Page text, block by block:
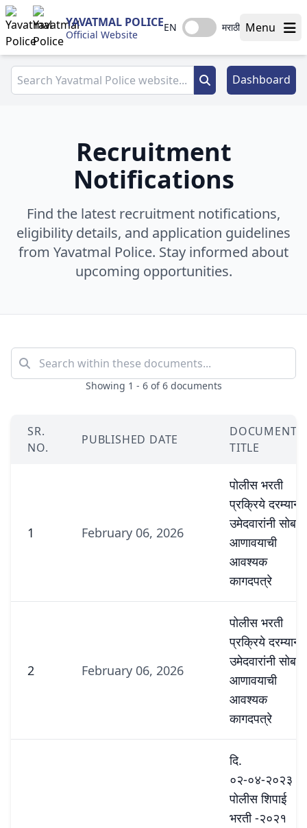
YAVATMAL POLICE
Official Website
EN मराठी Menu
Dashboard
Recruitment
Notifications
Find the latest recruitment notifications,
eligibility details, and application guidelines
from Yavatmal Police. Stay informed about
upcoming opportunities.
Showing 1 - 6 of 6 documents
SR.
NO.
PUBLISHED DATE
DOCUMENT
TITLE
1 February 06, 2026
पोलीस भरती
प्रक्रिये दरम्यान
उमेदवारांनी सोबत
आणावयाची
आवश्यक
कागदपत्रे
2 February 06, 2026
पोलीस भरती
प्रक्रिये दरम्यान
उमेदवारांनी सोबत
आणावयाची
आवश्यक
कागदपत्रे
दि.
०२-०४-२०२३
पोलीस शिपाई
भरती -२०२१